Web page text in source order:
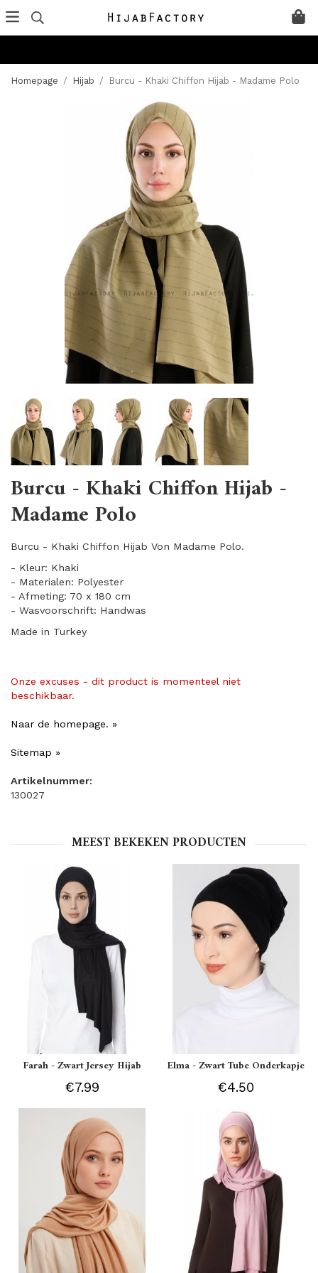
Homepage / Hijab / Burcu - Khaki Chiffon Hijab - Madame Polo
Burcu - Khaki Chiffon Hijab -
Madame Polo
Burcu - Khaki Chiffon Hijab Von Madame Polo.
- Kleur: Khaki
- Materialen: Polyester
- Afmeting: 70 x 180 cm
- Wasvoorschrift: Handwas
Made in Turkey
Onze excuses - dit product is momenteel niet
beschikbaar.
Naar de homepage. »
Sitemap »
Artikelnummer:
130027
MEEST BEKEKEN PRODUCTEN
Farah - Zwart Jersey Hijab
€7.99
Elma - Zwart Tube Onderkapje
€4.50